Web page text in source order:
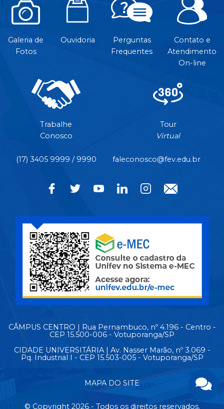
Galeria de
Fotos
Ouvidoria
Perguntas
Frequentes
Contato e
Atendimento
On-line
Trabalhe
Conosco
Tour
Virtual
(17) 3405 9999 / 9990 faleconosco@fev.edu.br
CÂMPUS CENTRO | Rua Pernambuco, nº 4.196 - Centro -
CEP 15.500-006 - Votuporanga/SP
CIDADE UNIVERSITÁRIA | Av. Nasser Marão, nº 3.069 -
Pq. Industrial I - CEP 15.503-005 - Votuporanga/SP
MAPA DO SITE
© Copyright 2026 - Todos os direitos reservados.